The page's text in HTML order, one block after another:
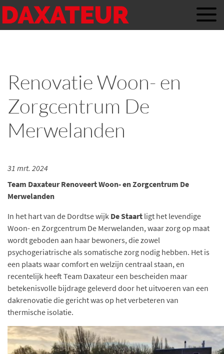
Renovatie Woon- en
Zorgcentrum De
Merwelanden
31 mrt. 2024
Team Daxateur Renoveert Woon- en Zorgcentrum De
Merwelanden
In het hart van de Dordtse wijk De Staart ligt het levendige
Woon- en Zorgcentrum De Merwelanden, waar zorg op maat
wordt geboden aan haar bewoners, die zowel
psychogeriatrische als somatische zorg nodig hebben. Het is
een plaats waar comfort en welzijn centraal staan, en
recentelijk heeft Team Daxateur een bescheiden maar
betekenisvolle bijdrage geleverd door het uitvoeren van een
dakrenovatie die gericht was op het verbeteren van
thermische isolatie.